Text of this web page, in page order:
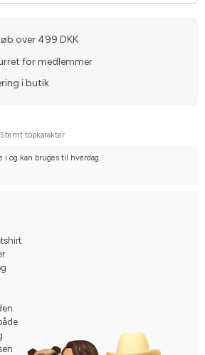
over 499 DKK
for medlemmer
i butik
Stemt topkarakter
i og kan bruges til hverdag.